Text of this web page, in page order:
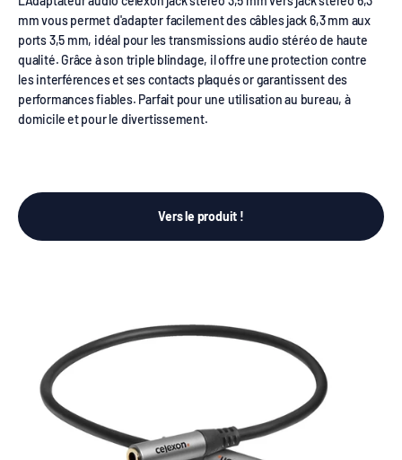
mm vous permet d'adapter facilement des câbles jack 6,3 mm aux
ports 3,5 mm, idéal pour les transmissions audio stéréo de haute
qualité. Grâce à son triple blindage, il offre une protection contre
les interférences et ses contacts plaqués or garantissent des
performances fiables. Parfait pour une utilisation au bureau, à
domicile et pour le divertissement.
Vers le produit !